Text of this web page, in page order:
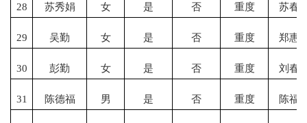
28 苏秀娟 女 是 否 重度 苏春
29 吴勤 女 是 否 重度 郑惠
30 彭勤 女 是 否 重度 刘春
31 陈德福 男 是 否 重度 陈福